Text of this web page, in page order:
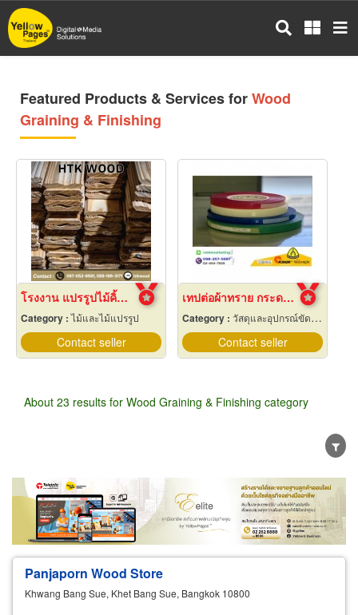
Skip
to
main
Featured Products & Services forWood
Graining & Finishing
โรงงาน แปรรูปไม้คิ้วบัว
Category :ไม้และไม้แปรรูป
Contact seller
เทปต่อผ้าทราย กระดาษทราย
Category :วัสดุและอุปกรณ์ขัดและฝน
Contact seller
About 23 results for Wood Graining & Finishing category
Wholesale Retail Manufacturer
Dealer
Exporter/Importer
Service Business
Panjaporn Wood Store
Khwang Bang Sue, Khet Bang Sue, Bangkok 10800